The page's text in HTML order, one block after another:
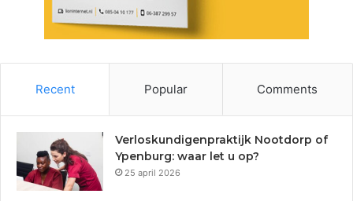
Recent Popular Comments
Verloskundigenpraktijk Nootdorp of
Ypenburg: waar let u op?
25 april 2026